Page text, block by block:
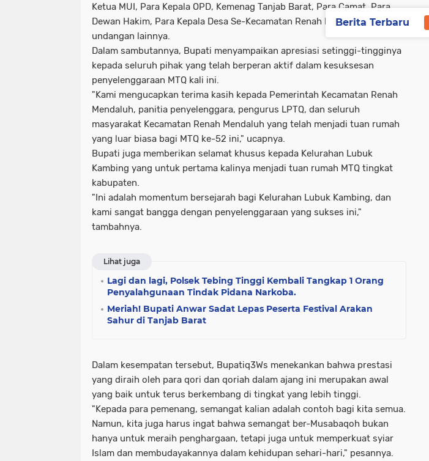
Ketua MUI, Para Kepala OPD, Kemenag Tanjab Barat, Para Camat, Para
Dewan Hakim, Para Kepala Desa Se-Kecamatan Renah Mendaluh dan
undangan lainnya.
Dalam sambutannya, Bupati menyampaikan apresiasi setinggi-tingginya
kepada seluruh pihak yang telah berperan aktif dalam kesuksesan
penyelenggaraan MTQ kali ini.
"Kami mengucapkan terima kasih kepada Pemerintah Kecamatan Renah
Mendaluh, panitia penyelenggara, pengurus LPTQ, dan seluruh
masyarakat Kecamatan Renah Mendaluh yang telah menjadi tuan rumah
yang luar biasa bagi MTQ ke-52 ini," ucapnya.
Bupati juga memberikan selamat khusus kepada Kelurahan Lubuk
Kambing yang untuk pertama kalinya menjadi tuan rumah MTQ tingkat
kabupaten.
"Ini adalah momentum bersejarah bagi Kelurahan Lubuk Kambing, dan
kami sangat bangga dengan penyelenggaraan yang sukses ini,"
tambahnya.
Lihat juga
Lagi dan lagi, Polsek Tebing Tinggi Kembali Tangkap 1 Orang
Penyalahgunaan Tindak Pidana Narkoba.
Meriah! Bupati Anwar Sadat Lepas Peserta Festival Arakan
Sahur di Tanjab Barat
Dalam kesempatan tersebut, Bupatiq3Ws menekankan bahwa prestasi
yang diraih oleh para qori dan qoriah dalam ajang ini merupakan awal
yang baik untuk terus berkembang di tingkat yang lebih tinggi.
"Kepada para pemenang, semangat kalian adalah contoh bagi kita semua.
Namun, kita juga harus ingat bahwa semangat ber-Musabaqoh bukan
hanya untuk meraih penghargaan, tetapi juga untuk memperkuat syiar
Islam dan membudayakannya dalam kehidupan sehari-hari," pesannya.
Berita Terbaru